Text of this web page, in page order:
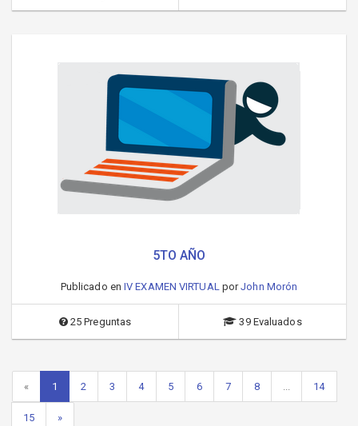
5TO AÑO
Publicado enIV EXAMEN VIRTUAL porJohn Morón
25 Preguntas 39 Evaluados
« 1 2 3 4 5 6 7 8 14
15 »